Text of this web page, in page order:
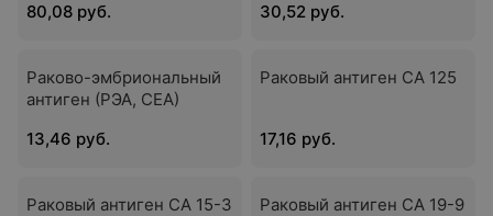
80,08 руб.
30,52 руб.
Раково-эмбриональный
антиген (РЭА, СЕА)
13,46 руб.
Раковый антиген СА 125
17,16 руб.
Раковый антиген СА 15-3
Раковый антиген СА 19-9